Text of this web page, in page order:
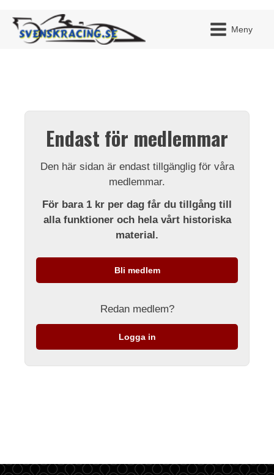
Meny
Endast för medlemmar
Den här sidan är endast tillgänglig för våra
medlemmar.
För bara 1 kr per dag får du tillgång till
alla funktioner och hela vårt historiska
material.
Bli medlem
Redan medlem?
Logga in